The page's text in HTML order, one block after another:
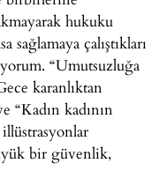
hukuku
sağlamaya çalıştıkları
“Umutsuzluğa
karanlıktan
“Kadın kadının
bir güvenlik,